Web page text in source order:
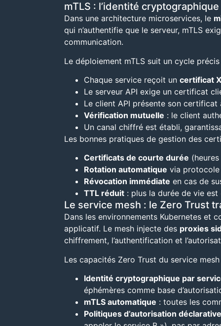
mTLS : l’identité
Dans une architecture microservices, le
qui n’authentifie que le serveur, mTLS
communication.
Le déploiement mTLS suit un cycle précis
Chaque service reçoit un certificat
Le serveur API exige un certificat
Le client API présente son certificat
Vérification mutuelle : le client
Un canal chiffré est établi,
Les bonnes pratiques de gestion des
Certificats de courte durée
Rotation automatique via protocole
Révocation immédiate en cas de
TTL réduit : plus la durée de vie
Le service mesh : le Zero Trust
Dans les environnements Kubernetes et
applicatif. Le mesh injecte des proxies
chiffrement, l’authentification et
Les capacités Zero Trust du service mesh
Identité cryptographique par
éphémères comme base
mTLS automatique : toutes les
Politiques d’autorisation